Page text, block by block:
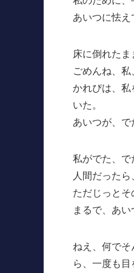
あいつに怯
床に倒れた
ごめんね、
かれぴは、
いた。
あいつが、で
私がでた、
人間だった
ただじっとそ
まるで、あ
ねえ、何で
ら、一度も